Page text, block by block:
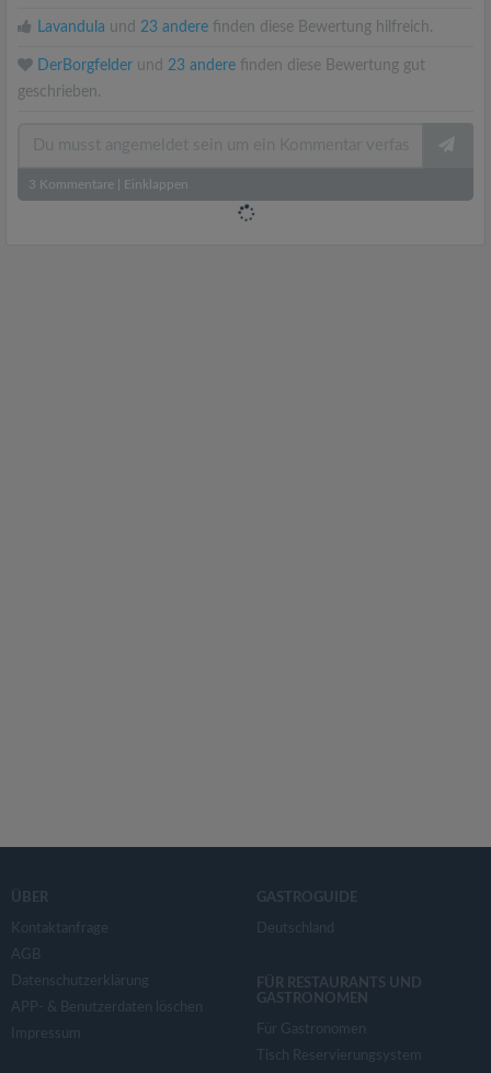
Lavandula und 23 andere finden diese Bewertung hilfreich.
DerBorgfelder und 23 andere finden diese Bewertung gut
geschrieben.
3 Kommentare Einklappen
ÜBER
Kontaktanfrage
AGB
Datenschutzerklärung
APP- & Benutzerdaten löschen
Impressum
GASTROGUIDE
Deutschland
FÜR RESTAURANTS UND
GASTRONOMEN
Für Gastronomen
Tisch Reservierungsystem